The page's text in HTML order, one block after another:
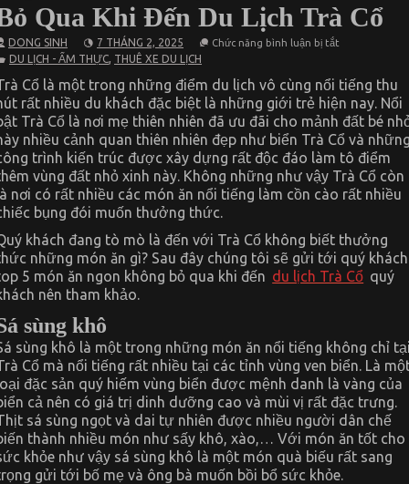
Qua Khi Đến Du Lịch Trà Cổ
DONG SINH 7 THÁNG 2, 2025 Chức năng bình luận bị tắt
Món
Ăn
Ngon
Không
Nên
Bỏ
Qua
Khi
Đến
Du
DU LỊCH - ẨM THỰC, THUÊ XE DU LỊCH
Cổ là một trong những điểm du lịch vô cùng nổi tiếng thu
rất nhiều du khách đặc biệt là những giới trẻ hiện nay. Nổi
Trà Cổ là nơi mẹ thiên nhiên đã ưu đãi cho mảnh đất bé
nhiều cảnh quan thiên nhiên đẹp như biển Trà Cổ và
trình kiến trúc được xây dựng rất độc đáo làm tô điểm
vùng đất nhỏ xinh này. Không những như vậy Trà Cổ còn
nơi có rất nhiều các món ăn nổi tiếng làm cồn cào rất nhiều
bụng đói muốn thưởng thức.
khách đang tò mò là đến với Trà Cổ không biết thưởng
những món ăn gì? Sau đây chúng tôi sẽ gửi tới quý khách
5 món ăn ngon không bỏ qua khi đến du lịch Trà Cổ quý
nên tham khảo.
sùng khô
sùng khô là một trong những món ăn nổi tiếng không chỉ
Cổ mà nổi tiếng rất nhiều tại các tỉnh vùng ven biển. Là
đặc sản quý hiếm vùng biển được mệnh danh là vàng của
cả nên có giá trị dinh dưỡng cao và mùi vị rất đặc trưng.
sá sùng ngọt và dai tự nhiên được nhiều người dân chế
thành nhiều món như sấy khô, xào,… Với món ăn tốt cho
khỏe như vậy sá sùng khô là một món quà biếu rất sang
gửi tới bố mẹ và ông bà muốn bồi bổ sức khỏe.